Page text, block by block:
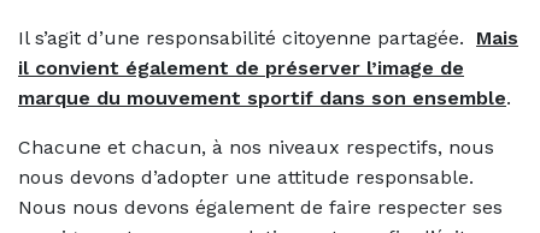
Il s’agit d’une responsabilité citoyenne partagée. Mais
il convient également de préserver l’image de
marque du mouvement sportif dans son ensemble.
Chacune et chacun, à nos niveaux respectifs, nous
nous devons d’adopter une attitude responsable.
Nous nous devons également de faire respecter ses